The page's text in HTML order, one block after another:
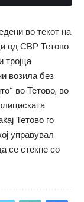
во текот на
од СВР Тетово
тројца
возила без
во Тетово, во
Тетово го
управувал
се стекне со